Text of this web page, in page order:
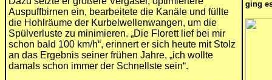
Auspuffbirnen ein, bearbeitete die Kanäle und füllte
die Hohlräume der Kurbelwellenwangen, um die
Spülverluste zu minimieren. „Die Florett lief bei mir
schon bald 100 km/h“, erinnert er sich heute mit Stolz
an das Ergebnis seiner frühen Jahre, „ich wollte
damals schon immer der Schnellste sein“.
ging